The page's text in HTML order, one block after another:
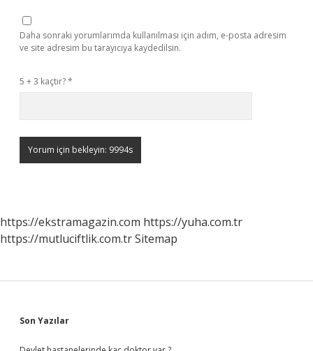
Daha sonraki yorumlarımda kullanılması için adım, e-posta adresim
ve site adresim bu tarayıcıya kaydedilsin.
5 + 3 kaçtır?*
https://ekstramagazin.com https://yuha.com.tr
https://mutluciftlik.com.trSitemap
Sidebar
Son Yazılar